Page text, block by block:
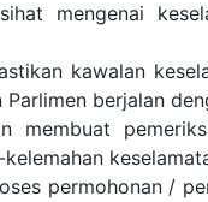
mengenai
kawalan
berjalan
membuat
permohonan /